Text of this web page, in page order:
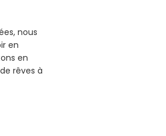
nous
en
en
rêves à